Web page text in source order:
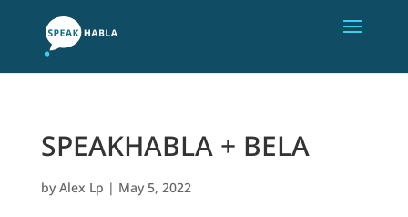
SPEAKHABLA + BELA
byAlex Lp | May 5, 2022